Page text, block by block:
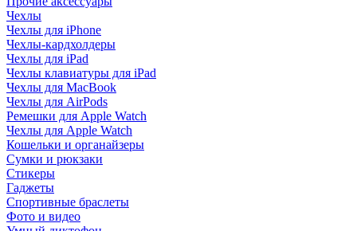
Чехлы
Чехлы для iPhone
Чехлы-кардхолдеры
Чехлы для iPad
Чехлы клавиатуры для iPad
Чехлы для MacBook
Чехлы для AirPods
Ремешки для Apple Watch
Чехлы для Apple Watch
Кошельки и органайзеры
Сумки и рюкзаки
Стикеры
Гаджеты
Спортивные браслеты
Фото и видео